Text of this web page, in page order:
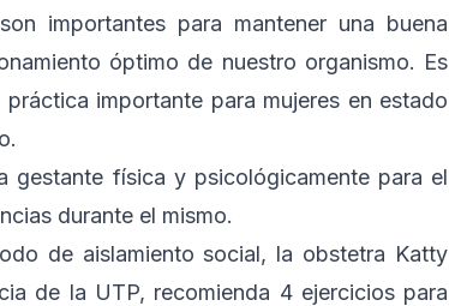
importantes para mantener una buena
óptimo de nuestro organismo. Es
importante para mujeres en estado
gestante física y psicológicamente para el
durante el mismo.
de aislamiento social, la obstetra Katty
de la UTP, recomienda 4 ejercicios para